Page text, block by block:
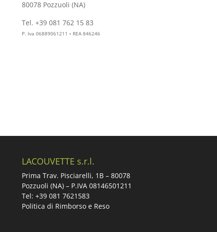
80078 Pozzuoli (NA)
Tel. +39 081 762 15 83
P. Iva 06889061211 • REA 846246
LACOUVETTE s.r.l.
Prima Trav. Pisciarelli, 1B – 80078
Pozzuoli (NA) – P.IVA 08146501211
Tel: +39 081 7621583
Politica di Rimborso e Reso